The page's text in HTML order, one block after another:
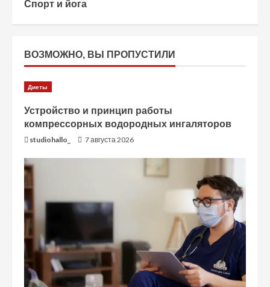
Спорт и йога
ВОЗМОЖНО, ВЫ ПРОПУСТИЛИ
Диеты
Устройство и принцип работы
компрессорных водородных ингаляторов
studiohallo_ 7 августа 2026